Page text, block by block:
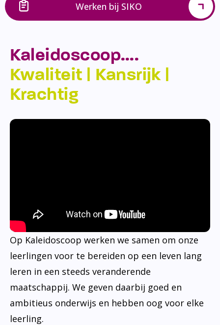
Werken bij SIKO
Kaleidoscoop….
Kwaliteit | Kansrijk |
Krachtig
Op Kaleidoscoop werken we samen om onze
leerlingen voor te bereiden op een leven lang
leren in een steeds veranderende
maatschappij. We geven daarbij goed en
ambitieus onderwijs en hebben oog voor elke
leerling.